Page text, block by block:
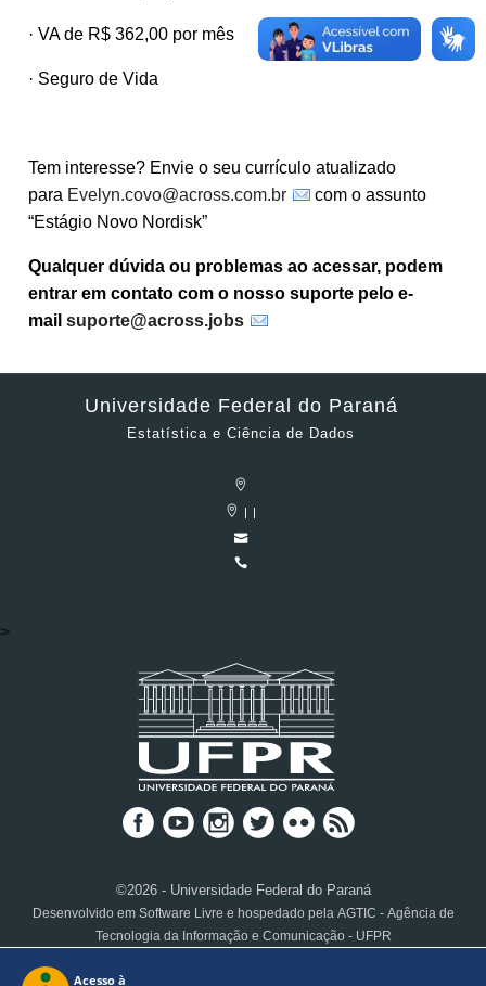
· VA de R$ 362,00 por mês
· Seguro de Vida
Tem interesse? Envie o seu currículo atualizado
para Evelyn.covo@across.com.br
com o assunto
“Estágio Novo Nordisk”
Qualquer dúvida ou problemas ao acessar, podem
entrar em contato com o nosso suporte pelo e-
mail suporte@across.jobs
Universidade Federal do Paraná
Estatística e Ciência de Dados
>
©2026 - Universidade Federal do Paraná
Desenvolvido em Software Livre e hospedado pela AGTIC - Agência de
Tecnologia da Informação e Comunicação - UFPR